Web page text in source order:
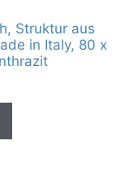
Struktur aus
in Italy, 80 x